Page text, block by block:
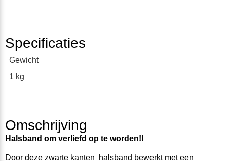
Specificaties
Gewicht
1 kg
Omschrijving
Halsband om verliefd op te worden!!
Door deze zwarte kanten halsband bewerkt met een